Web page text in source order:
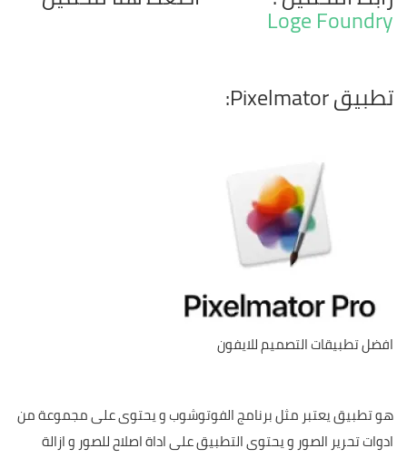
Loge Foundry
تطبيق Pixelmator:
افضل تطبيقات التصميم للايفون
هو تطبيق يعتبر مثل برنامج الفوتوشوب و يحتوى على مجموعة من
ادوات تحرير الصور و يحتوى التطبيق على اداة اصلاح للصور و ازالة